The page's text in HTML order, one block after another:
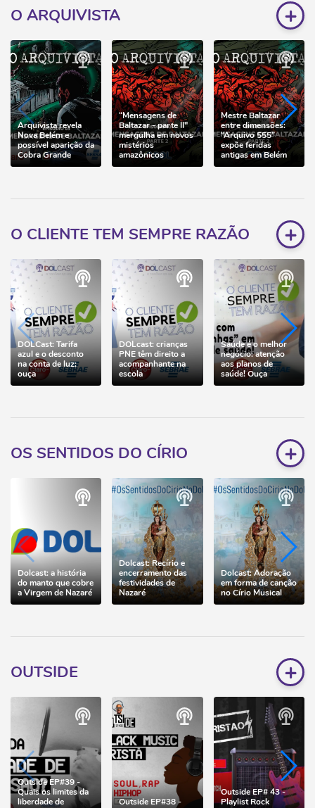
O ARQUIVISTA +
Arquivista revela
Nova Belém e
possível aparição da
Cobra Grande
“Mensagens de
Baltazar - parte II"
mergulha em novos
mistérios
amazônicos
Mestre Baltazar
entre dimensões:
“Arquivo 555”
expõe feridas
antigas em Belém
O CLIENTE TEM SEMPRE RAZÃO +
DOLCast: Tarifa
azul e o desconto
na conta de luz;
ouça
DOLcast: crianças
PNE têm direito a
acompanhante na
escola
Saúde é o melhor
negócio: atenção
aos planos de
saúde! Ouça
OS SENTIDOS DO CÍRIO +
Dolcast: a história
do manto que cobre
a Virgem de Nazaré
Dolcast: Recírio e
encerramento das
festividades de
Nazaré
Dolcast: Adoração
em forma de canção
no Círio Musical
OUTSIDE +
Outside EP#39 -
Quais os limites da
liberdade de
Outside EP#38 -
Outside EP# 43 -
Playlist Rock